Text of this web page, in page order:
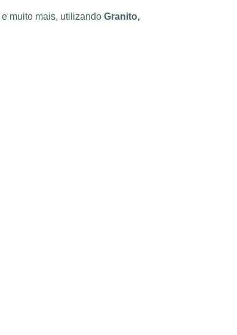
e muito mais, utilizando Granito,